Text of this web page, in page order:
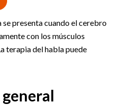
presenta cuando el cerebro
con los músculos
terapia del habla puede